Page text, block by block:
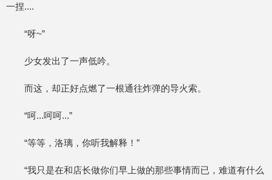
一捏....
“呀~”
少女发出了一声低吟。
而这，却正好点燃了一根通往炸弹的导火索。
“呵...呵呵...”
“等等，洛璃，你听我解释！”
“我只是在和店长做你们早上做的那些事情而已，难道有什么